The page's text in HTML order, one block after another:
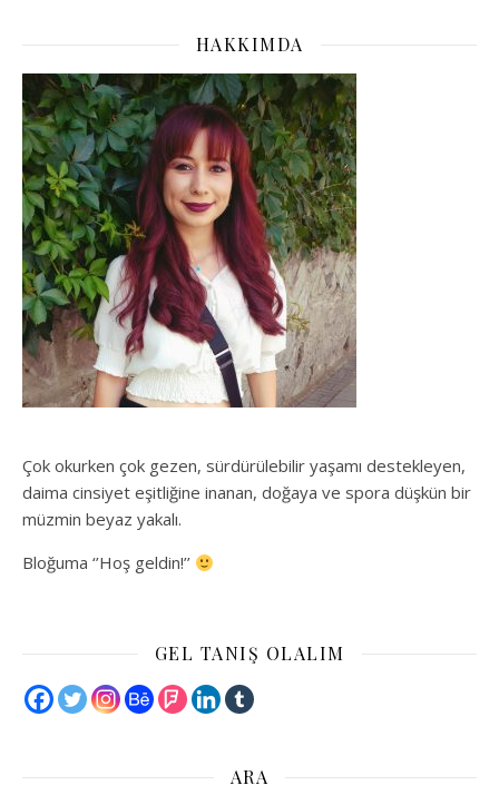
HAKKIMDA
Çok okurken çok gezen, sürdürülebilir yaşamı destekleyen,
daima cinsiyet eşitliğine inanan, doğaya ve spora düşkün bir
müzmin beyaz yakalı.
Bloğuma ‘’Hoş geldin!’’
GEL TANIŞ OLALIM
ARA